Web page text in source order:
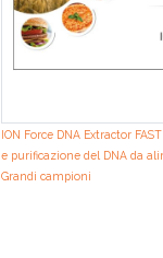
ION Force DNA Extractor
e purificazione del DNA da
Grandi campioni